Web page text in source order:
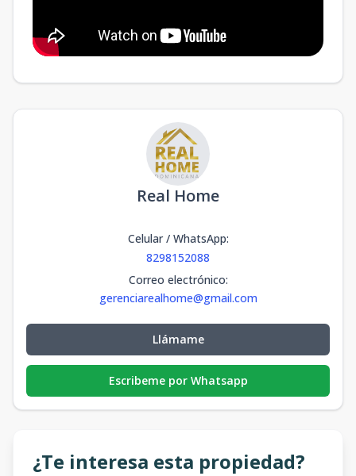
Real Home
Celular / WhatsApp:
8298152088
Correo electrónico:
gerenciarealhome@gmail.com
Llámame
Escribeme por Whatsapp
¿Te interesa esta propiedad?